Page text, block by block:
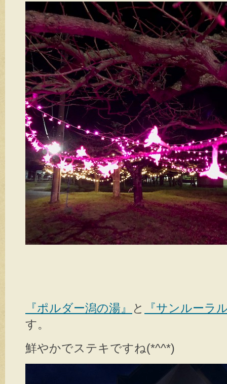
『ポルダー潟の湯』 と
『サンルーラ
す。
鮮やかでステキですね(*^^*)